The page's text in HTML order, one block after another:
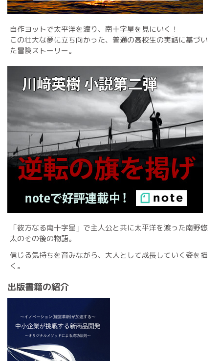
自作ヨットで太平洋を渡り、南十字星を見にいく！
この壮大な夢に立ち向かった、普通の高校生の実話に基づい
た冒険ストーリー。
「彼方なる南十字星」で主人公と共に太平洋を渡った南野悠
太のその後の物語。
信じる気持ちを育みながら、大人として成長していく姿を描
く。
出版書籍の紹介